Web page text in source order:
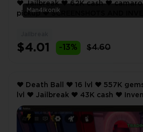
Man4ikonik
❤️ Jailbreak ❤️ 62K cash ❤️ camaro ❤️ deja ❤️ model3 ❤️
pickup ❤️ SCREENSHOTS AND INVENTORY LINK ❤️ FULL
$4.01 -13% $4.60
❤️ Death Ball ❤️ 16 lvl ❤️ 557K gems ❤️ lufus 10 lvl ❤️ saito 16